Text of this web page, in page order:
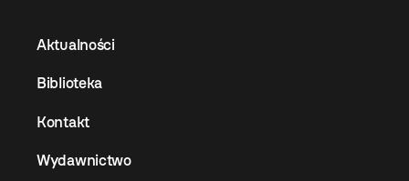
Aktualności
Biblioteka
Kontakt
Wydawnictwo